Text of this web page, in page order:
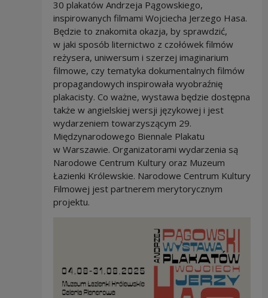
30 plakatów Andrzeja Pągowskiego,
inspirowanych filmami Wojciecha Jerzego Hasa.
Będzie to znakomita okazja, by sprawdzić,
w jaki sposób liternictwo z czołówek filmów
reżysera, uniwersum i szerzej imaginarium
filmowe, czy tematyka dokumentalnych filmów
propagandowych inspirowała wyobraźnię
plakacisty. Co ważne, wystawa będzie dostępna
także w angielskiej wersji językowej i jest
wydarzeniem towarzyszącym 29.
Międzynarodowego Biennale Plakatu
w Warszawie. Organizatorami wydarzenia są
Narodowe Centrum Kultury oraz Muzeum
Łazienki Królewskie. Narodowe Centrum Kultury
Filmowej jest partnerem merytorycznym
projektu.